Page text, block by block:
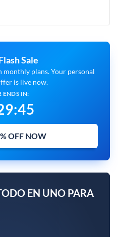
Sale
plans. Your personal
is live now.
ENDS IN:
:44
OFF NOW
EN UNO PARA